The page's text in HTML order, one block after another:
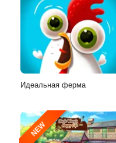
Идеальная ферма
NEW